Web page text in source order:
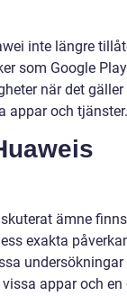
inte längre
som Google
när det gäller
appar och tjänster.
ämne
exakta
undersökningar
appar och en